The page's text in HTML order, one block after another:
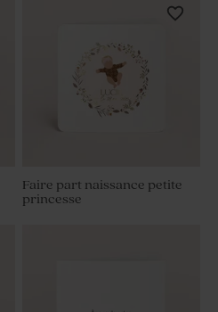
Faire part naissance petite
princesse